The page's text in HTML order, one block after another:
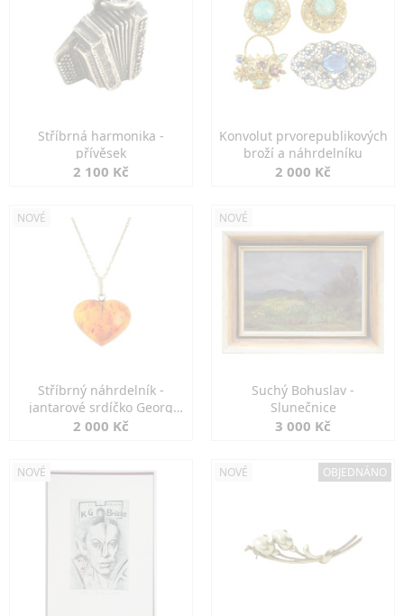
Stříbrná harmonika -
přívěsek
2 100 Kč
Konvolut prvorepublikových
broží a náhrdelníku
2 000 Kč
NOVÉ
Stříbrný náhrdelník -
jantarové srdíčko Georg
Kramer
2 000 Kč
NOVÉ
Suchý Bohuslav -
Slunečnice
3 000 Kč
NOVÉ NOVÉ OBJEDNÁNO